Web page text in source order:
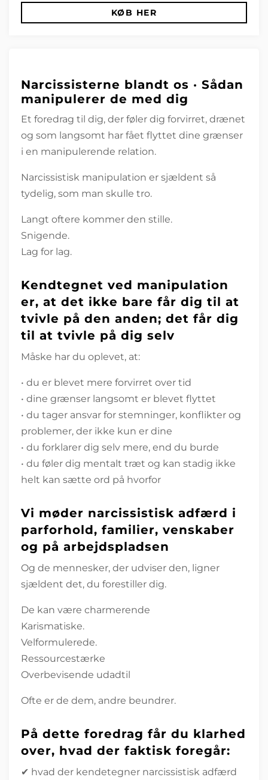
KØB HER
Narcissisterne blandt os · Sådan
manipulerer de med dig
Et foredrag til dig, der føler dig forvirret, drænet
og som langsomt har fået flyttet dine grænser
i en manipulerende relation.
Narcissistisk manipulation er sjældent så
tydelig, som man skulle tro.
Langt oftere kommer den stille.
Snigende.
Lag for lag.
Kendtegnet ved manipulation
er, at det ikke bare får dig til at
tvivle på den anden; det får dig
til at tvivle på dig selv
Måske har du oplevet, at:
• du er blevet mere forvirret over tid
• dine grænser langsomt er blevet flyttet
• du tager ansvar for stemninger, konflikter og
problemer, der ikke kun er dine
• du forklarer dig selv mere, end du burde
• du føler dig mentalt træt og kan stadig ikke
helt kan sætte ord på hvorfor
Vi møder narcissistisk adfærd i
parforhold, familier, venskaber
og på arbejdspladsen
Og de mennesker, der udviser den, ligner
sjældent det, du forestiller dig.
De kan være charmerende
Karismatiske.
Velformulerede.
Ressourcestærke
Overbevisende udadtil
Ofte er de dem, andre beundrer.
På dette foredrag får du klarhed
over, hvad der faktisk foregår:
✔ hvad der kendetegner narcissistisk adfærd